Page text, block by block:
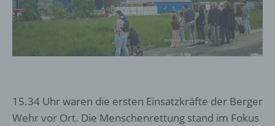
15.34 Uhr waren die ersten Einsatzkräfte der Berger
Wehr vor Ort. Die Menschenrettung stand im Fokus